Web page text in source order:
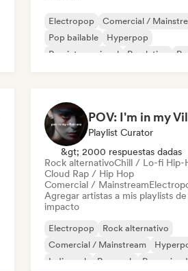
Electropop
Comercial /
Pop bailable
Hyperpop
Pop internacional
Pop latino
Playlist Curator
&gt; 2000 respuestas dadas
Rock alternativoChill / Lo-fi Hip-
Cloud Rap / Hip Hop
Comercial / Mainstream
Agregar artistas a mis playlists
impacto
Electropop
Rock alternativo
Comercial / Mainstream
Indie rock
Pop rock
Pop